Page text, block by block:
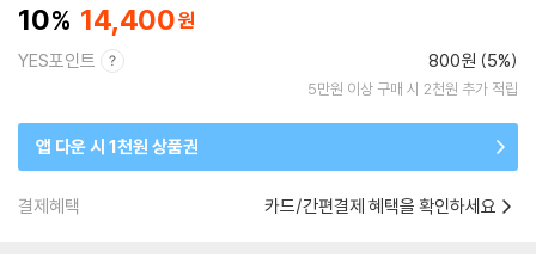
10 14,400
YES포인트 800원 (5%)
5만원 이상 구매 시 2천원 추가 적립
앱 다운 시 1천원 상품권
결제혜택 카드/간편결제 혜택을 확인하세요